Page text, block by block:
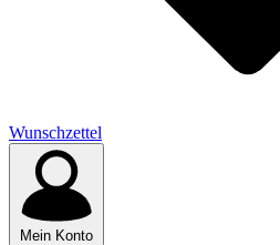
Wunschzettel
Mein Konto